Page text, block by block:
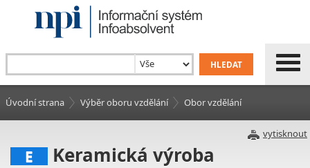
Úvodní strana Výběr oboru vzdělání Obor vzdělání
vytisknout
E Keramická výroba